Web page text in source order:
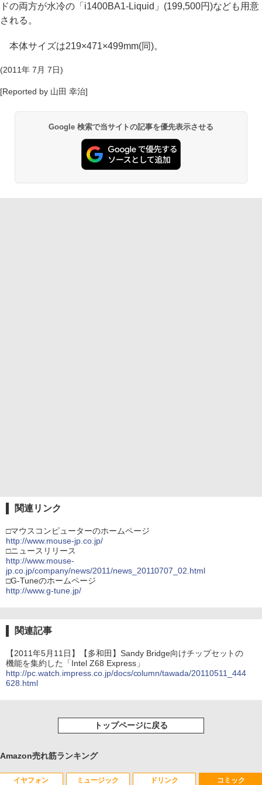
ドの両方が水冷の「i1400BA1-Liquid」(199,500円)なども用意
される。
本体サイズは219×471×499mm(同)。
(2011年 7月 7日)
[Reported by 山田 幸治]
Google 検索で当サイトの記事を優先表示させる
関連リンク
□マウスコンピューターのホームページ
http://www.mouse-jp.co.jp/
□ニュースリリース
http://www.mouse-
jp.co.jp/company/news/2011/news_20110707_02.html
□G-Tuneのホームページ
http://www.g-tune.jp/
関連記事
【2011年5月11日】【多和田】Sandy Bridge向けチップセットの
機能を集約した「Intel Z68 Express」
http://pc.watch.impress.co.jp/docs/column/tawada/20110511_444
628.html
トップページに戻る
Amazon売れ筋ランキング
イヤフォン ミュージック ドリンク コミック